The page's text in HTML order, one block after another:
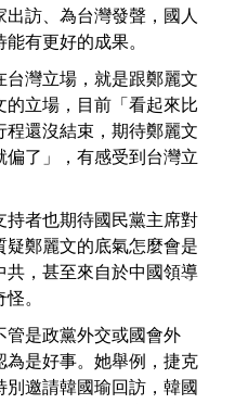
訪、為台灣發聲，國人
有更好的成果。
灣立場，就是跟鄭麗文
立場，目前「看起來比
還沒結束，期待鄭麗文
了」，有感受到台灣立
持者也期待國民黨主席對
鄭麗文的底氣怎麼會是
共，甚至來自於中國領導
。
管是政黨外交或國會外
為是好事。她舉例，捷克
邀請韓國瑜回訪，韓國